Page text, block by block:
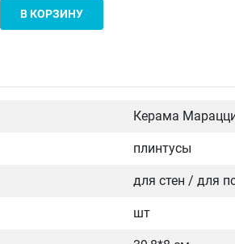
В КОРЗИНУ
Керама
плинтусы
для стен / для
шт